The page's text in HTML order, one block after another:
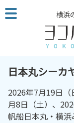
こ
の
横浜
日本丸シーカ
2026年7月19日
月8日（土）、
帆船日本丸・横